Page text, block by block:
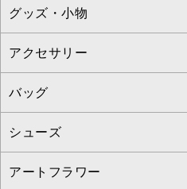
アンサンブルセット
ベスト・ジレ
パーカー
タンクトップ・キャミソー
スウェット・ジャージー
ジャンパースカート
その他のワンピース・ドレ
ガウチョ・ワイドパンツ
ハーフ・ショート丈パンツ
サロペット・オールインワ
その他のパンツ
ひざ丈スカート
ミモレ丈スカート
ショート・ミニ丈スカート
その他のスカート
テーラードジャケット
ノーカラージャケット
セットアップ
セットアップジャケット
セットアップパンツ
すべてのコート・ブルゾン
トレンチコート
ピーコート
ダッフルコート
チェスターコート
グッズ・小物
すべてのグッズ・小物
マスク
ストール・マフラー・スヌ
ベルト・サスペンダー
アクセサリー
すべてのアクセサリー
ネックレス
ピアス・イヤリング
バッグ
すべてのバッグ
トートバッグ
シューズ
すべてのシューズ
アートフラワー